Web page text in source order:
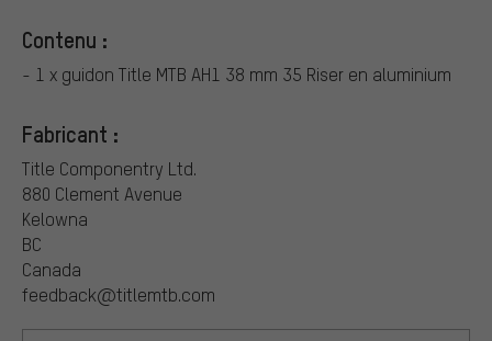
Contenu :
- 1 x guidon Title MTB AH1 38 mm 35 Riser en aluminium
Fabricant :
Title Componentry Ltd.
880 Clement Avenue
Kelowna
BC
Canada​
feedback@titlemtb.com